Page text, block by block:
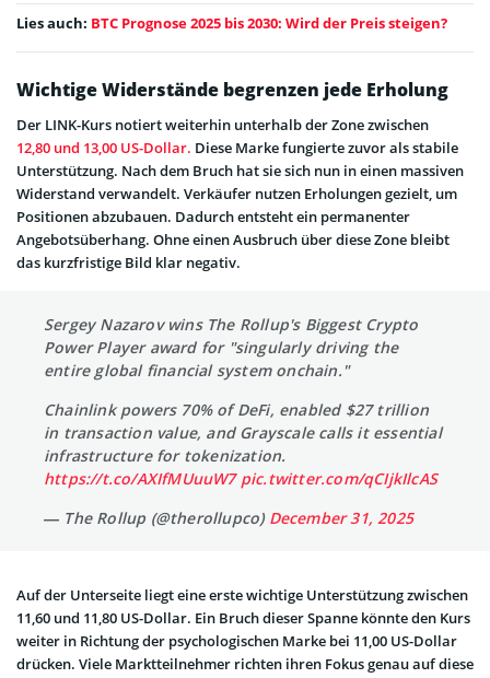
Lies auch: BTC Prognose 2025 bis 2030: Wird der Preis steigen?
Wichtige Widerstände begrenzen jede Erholung
Der LINK-Kurs notiert weiterhin unterhalb der Zone zwischen
12,80 und 13,00 US-Dollar. Diese Marke fungierte zuvor als stabile
Unterstützung. Nach dem Bruch hat sie sich nun in einen massiven
Widerstand verwandelt. Verkäufer nutzen Erholungen gezielt, um
Positionen abzubauen. Dadurch entsteht ein permanenter
Angebotsüberhang. Ohne einen Ausbruch über diese Zone bleibt
das kurzfristige Bild klar negativ.
Sergey Nazarov wins The Rollup's Biggest Crypto
Power Player award for "singularly driving the
entire global financial system onchain."
Chainlink powers 70% of DeFi, enabled $27 trillion
in transaction value, and Grayscale calls it essential
infrastructure for tokenization.
https://t.co/AXIfMUuuW7 pic.twitter.com/qCIjkIlcAS
— The Rollup (@therollupco) December 31, 2025
Auf der Unterseite liegt eine erste wichtige Unterstützung zwischen
11,60 und 11,80 US-Dollar. Ein Bruch dieser Spanne könnte den Kurs
weiter in Richtung der psychologischen Marke bei 11,00 US-Dollar
drücken. Viele Marktteilnehmer richten ihren Fokus genau auf diese